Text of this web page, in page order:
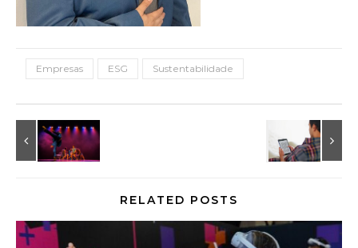
Empresas ESG Sustentabilidade
RELATED POSTS